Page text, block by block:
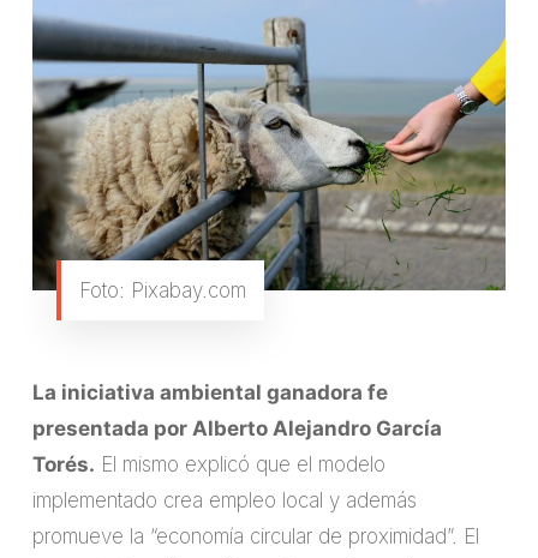
Foto: Pixabay.com
La iniciativa ambiental ganadora fe
presentada por Alberto Alejandro García
Torés. El mismo explicó que el modelo
implementado crea empleo local y además
promueve la “economía circular de proximidad”. El